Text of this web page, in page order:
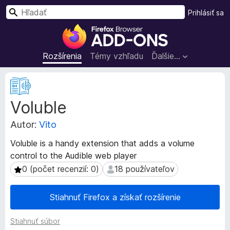
D
o
p
l
e
p
r
e
l
Rozšírenia Témy vzhľadu Ďalšie…
Prihlásiť sa
H
Voluble
Autor: Vito
Voluble is a handy extension that adds a volume
control to the Audible web player
0 (počet recenzií: 0)
0 (počet recenzií: 0) 18 používateľov
18 používateľov
Stiahnuť Firefox a získať rozšírenie
Stiahnuť súbor
M
e
t
a
d
t
a
r
o
í
r